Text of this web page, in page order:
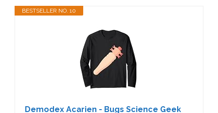
BESTSELLER NO. 10
Demodex Acarien - Bugs Science Geek